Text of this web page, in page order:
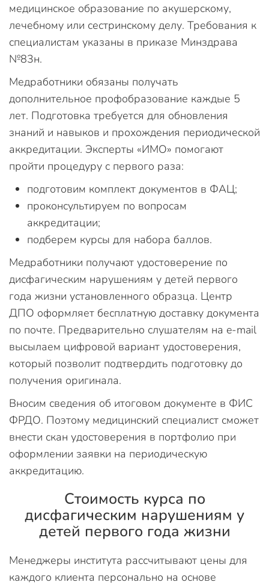
медицинское образование по акушерскому,
лечебному или сестринскому делу. Требования к
специалистам указаны в приказе Минздрава
№83н.
Медработники обязаны получать
дополнительное профобразование каждые 5
лет. Подготовка требуется для обновления
знаний и навыков и прохождения периодической
аккредитации. Эксперты «ИМО» помогают
пройти процедуру с первого раза:
подготовим комплект документов в ФАЦ;
проконсультируем по вопросам
аккредитации;
подберем курсы для набора баллов.
Медработники получают удостоверение по
дисфагическим нарушениям у детей первого
года жизни установленного образца. Центр
ДПО оформляет бесплатную доставку документа
по почте. Предварительно слушателям на e-mail
высылаем цифровой вариант удостоверения,
который позволит подтвердить подготовку до
получения оригинала.
Вносим сведения об итоговом документе в ФИС
ФРДО. Поэтому медицинский специалист сможет
внести скан удостоверения в портфолио при
оформлении заявки на периодическую
аккредитацию.
Стоимость курса по
дисфагическим нарушениям у
детей первого года жизни
Менеджеры института рассчитывают цены для
каждого клиента персонально на основе